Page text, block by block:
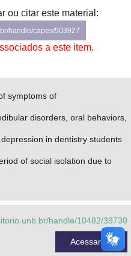
ou citar este material:
handle/capes/903927
a este item.
symptoms of
disorders, oral behaviors,
in dentistry students
of social isolation due to
handle/10482/39730
Acessar